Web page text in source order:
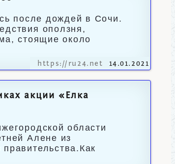
после дождей в Сочи.
оползня,
стоящие около
https://ru24.net 14.01.2021
акции «Елка
области
Алене из